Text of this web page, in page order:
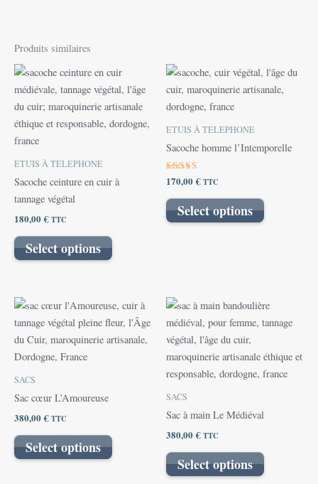
Produits similaires
ETUIS À TELEPHONE
Sacoche ceinture en cuir à
tannage végétal
180,00€TTC
Select options
ETUIS À TELEPHONE
Sacoche homme l’Intemporelle
Note
5.00
sur 5
170,00€TTC
Select options
SACS
Sac cœur L’Amoureuse
380,00€TTC
Select options
SACS
Sac à main Le Médiéval
380,00€TTC
Select options